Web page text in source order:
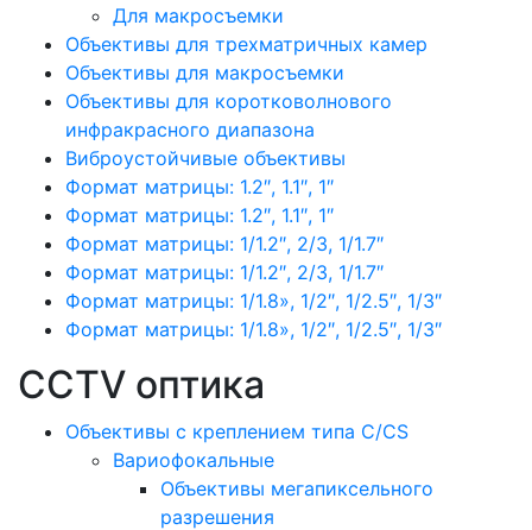
Для макросъемки
Объективы для трехматричных камер
Объективы для макросъемки
Объективы для коротковолнового
инфракрасного диапазона
Виброустойчивые объективы
Формат матрицы: 1.2″, 1.1″, 1″
Формат матрицы: 1.2″, 1.1″, 1″
Формат матрицы: 1/1.2″, 2/3, 1/1.7″
Формат матрицы: 1/1.2″, 2/3, 1/1.7″
Формат матрицы: 1/1.8», 1/2″, 1/2.5″, 1/3″
Формат матрицы: 1/1.8», 1/2″, 1/2.5″, 1/3″
CCTV оптика
Объективы с креплением типа C/CS
Вариофокальные
Объективы мегапиксельного
разрешения